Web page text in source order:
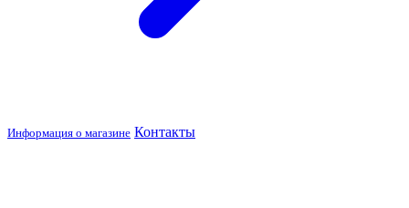
Информация о магазине Контакты